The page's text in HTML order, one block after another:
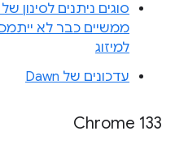
סוגים ניתנים
ממשיים כבר לא
למיזוג
עדכונים של Dawn
Chrome 133